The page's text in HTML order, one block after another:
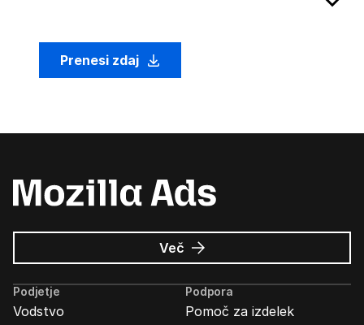
Prenesi zdaj
Več o
Oglasi
Mozilla
Podjetje
Vodstvo
Podpora
Pomoč za izdelek